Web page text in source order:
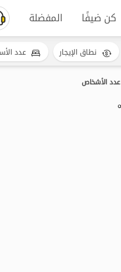
كن ضيفًا المفضلة
عدد الأشخاص
نطاق الإيجار عدد